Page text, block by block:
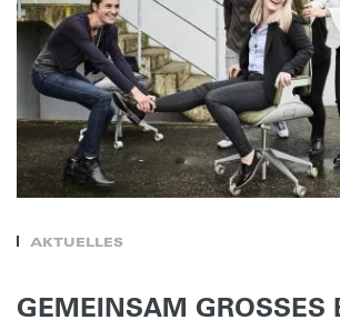
AKTUELLES
GEMEINSAM GROSSES